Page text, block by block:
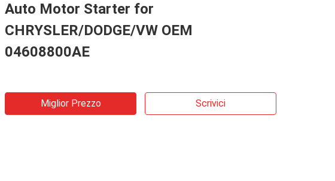
Auto Motor Starter for
CHRYSLER/DODGE/VW OEM
04608800AE
Miglior Prezzo Scrivici